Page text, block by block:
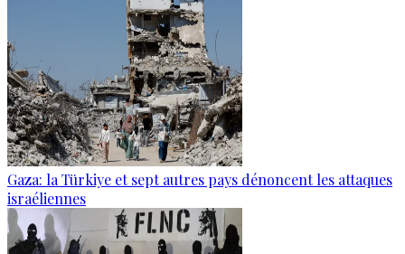
Gaza: la Türkiye et sept autres pays dénoncent les attaques
israéliennes